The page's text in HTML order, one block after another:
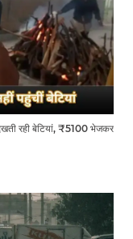
रही बेटियां, ₹5100 भेजकर